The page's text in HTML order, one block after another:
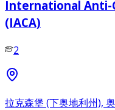
International Anti-
(IACA)
2
拉克森堡 (下奥地利州),